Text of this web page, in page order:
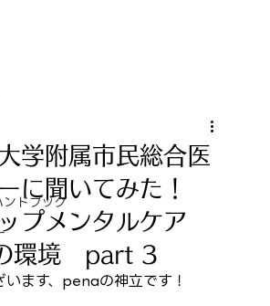
ドブック
学附属市民総合医
に聞いてみた！
プメンタルケア
環境 part 3
ます、penaの神立です！